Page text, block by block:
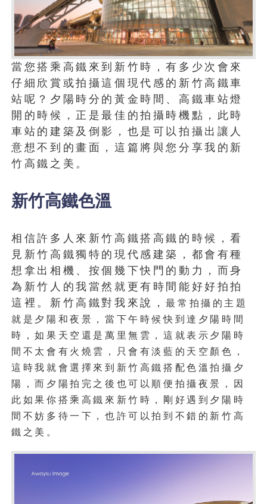
當您搭乘高鐵來到新竹時，有多少次會來
仔細欣賞或拍攝這個現代感的新竹高鐵車
站呢？夕陽時分的黃金時間、高鐵車站燈
開的時候，正是最佳的拍攝時機點，此時
車站的建築及倒影，也是可以拍攝出讓人
意想不到的畫面，這篇將與您分享我的新
竹高鐵之美。
新竹高鐵色溫
相信許多人來新竹高鐵搭高鐵的時候，看
見新竹高鐵獨特的現代感建築，都會有種
想拿出相機、按個幾下快門的動力，而身
為新竹人的我當然就更有時間能好好拍拍
這裡。新竹高鐵對我來說，最常拍攝的主題
就是夕陽和夜景，當下午時候快到達夕陽時間
時，如果天空還是萬里無雲，這就表示夕陽時
間不太會有火燒雲，只會有淡藍的天空顏色，
這時我就會選擇來到新竹高鐵搭配色溫拍攝夕
陽，而夕陽拍完之後也可以順便拍攝夜景，因
此如果你搭乘高鐵來新竹時，剛好遇到夕陽時
間不妨多待一下，也許可以拍到不錯的新竹高
鐵之美。